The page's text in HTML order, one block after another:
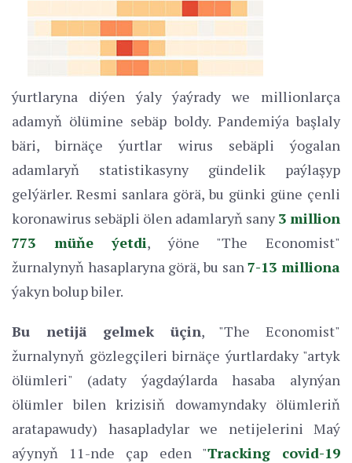
ýurtlaryna diýen ýaly ýaýrady we millionlarça
adamyň ölümine sebäp boldy. Pandemiýa başlaly
bäri, birnäçe ýurtlar wirus sebäpli ýogalan
adamlaryň statistikasyny gündelik paýlaşyp
gelýärler. Resmi sanlara görä, bu günki güne çenli
koronawirus sebäpli ölen adamlaryň sany3 million
773 müňe ýetdi, ýöne "The Economist"
žurnalynyň hasaplaryna görä, bu san7-13 milliona
ýakyn bolup biler.
Bu netijä gelmek üçin, "The Economist"
žurnalynyň gözlegçileri birnäçe ýurtlardaky "artyk
ölümleri" (adaty ýagdaýlarda hasaba alynýan
ölümler bilen krizisiň dowamyndaky ölümleriň
aratapawudy) hasapladylar we netijelerini Maý
aýynyň 11-nde çap eden "Tracking covid-19